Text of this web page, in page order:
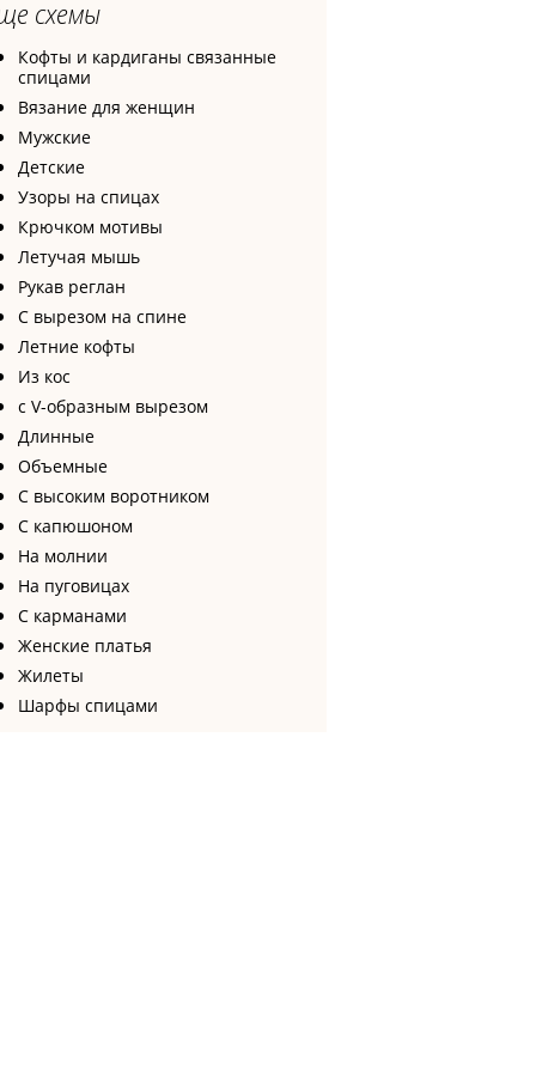
схемы
Кофты и кардиганы связанные
спицами
Вязание для женщин
Мужские
Детские
Узоры на спицах
Крючком мотивы
Летучая мышь
Рукав реглан
С вырезом на спине
Летние кофты
Из кос
с V-образным вырезом
Длинные
Объемные
С высоким воротником
С капюшоном
На молнии
На пуговицах
С карманами
Женские платья
Жилеты
Шарфы спицами